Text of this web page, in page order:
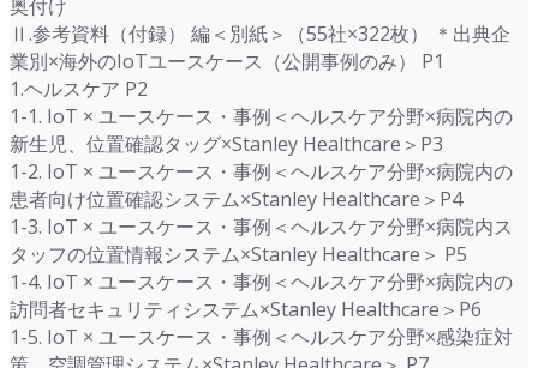
奥付け
Ⅱ.参考資料（付録） 編＜別紙＞（55社×322枚） ＊出典企
業別×海外のIoTユースケース（公開事例のみ） P1
1.ヘルスケア P2
1-1. IoT × ユースケース・事例＜ヘルスケア分野×病院内の
新生児、位置確認タッグ×Stanley Healthcare＞P3
1-2. IoT × ユースケース・事例＜ヘルスケア分野×病院内の
患者向け位置確認システム×Stanley Healthcare＞P4
1-3. IoT × ユースケース・事例＜ヘルスケア分野×病院内ス
タッフの位置情報システム×Stanley Healthcare＞ P5
1-4. IoT × ユースケース・事例＜ヘルスケア分野×病院内の
訪問者セキュリティシステム×Stanley Healthcare＞P6
1-5. IoT × ユースケース・事例＜ヘルスケア分野×感染症対